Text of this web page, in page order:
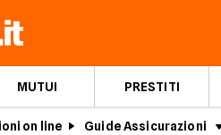
MUTUI PRESTITI
on line Guide Assicurazioni